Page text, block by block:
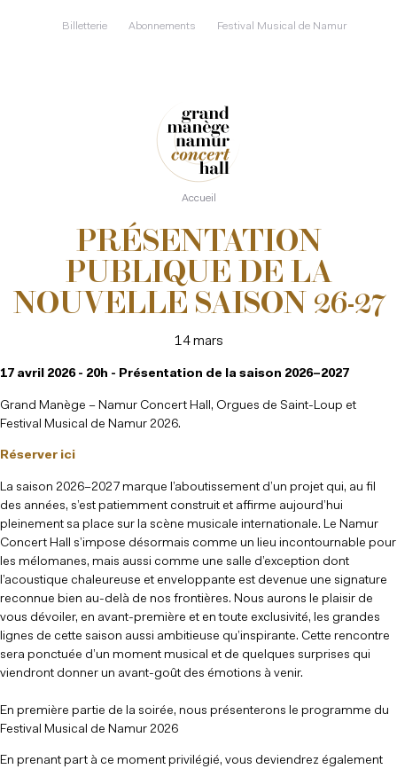
Billetterie Abonnements Festival Musical de Namur
Accueil
PRÉSENTATION
PUBLIQUE DE LA
NOUVELLE SAISON 26-27
14 mars
17 avril 2026 - 20h - Présentation de la saison 2026–2027
Grand Manège – Namur Concert Hall, Orgues de Saint-Loup et
Festival Musical de Namur 2026.
Réserver ici
La saison 2026–2027 marque l’aboutissement d’un projet qui, au fil
des années, s’est patiemment construit et affirme aujourd’hui
pleinement sa place sur la scène musicale internationale. Le Namur
Concert Hall s’impose désormais comme un lieu incontournable pour
les mélomanes, mais aussi comme une salle d’exception dont
l’acoustique chaleureuse et enveloppante est devenue une signature
reconnue bien au-delà de nos frontières. Nous aurons le plaisir de
vous dévoiler, en avant-première et en toute exclusivité, les grandes
lignes de cette saison aussi ambitieuse qu’inspirante. Cette rencontre
sera ponctuée d’un moment musical et de quelques surprises qui
viendront donner un avant-goût des émotions à venir.
En première partie de la soirée, nous présenterons le programme du
Festival Musical de Namur 2026
En prenant part à ce moment privilégié, vous deviendrez également